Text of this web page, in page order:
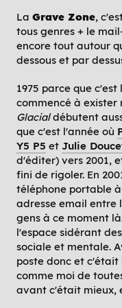
La Grave Zone,
tous genres + le
encore tout autour
dessous et par
1975 parce que c'est
commencé à exister
Glacialdébutent
que c'est l'année où
Y5 P5 et Julie
d'éditer) vers 2001,
fini de rigoler. En
téléphone portable
adresse email entre
gens à ce moment
l'espace sidérant
sociale et mentale.
poste donc et c'était
comme moi de
avant c'était mieux,